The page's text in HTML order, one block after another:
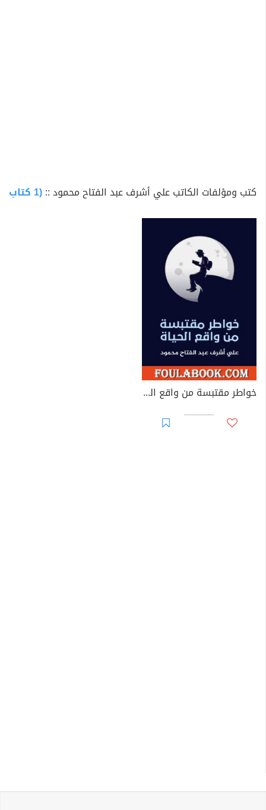
كتب ومؤلفات الكاتب علي أشرف عبد الفتاح محمود ::(1 كتاب متاح للتحميل)
خواطر مقتبسة من واقع الحياة